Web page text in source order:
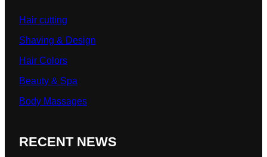
Hair cutting
Shaving & Design
Hair Colors
Beauty & Spa
Body Massages
RECENT NEWS